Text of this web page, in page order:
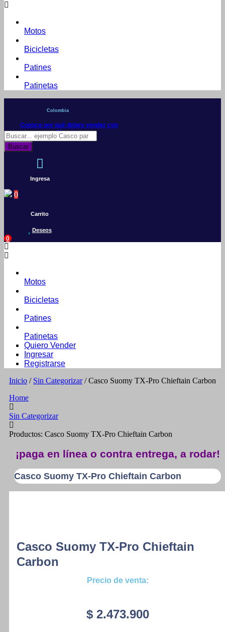
Motos
Bicicletas
Patines
Patinetas
Colombia
Conoce por qué debes vender con
Mercleta
Búsqueda
de
productos
Buscar
Ingresa
0
Carrito
Deseos
0
Motos
Bicicletas
Patines
Patinetas
Quiero Vender
Ingresar
Registrarse
Inicio / Sin Categorizar/ Casco Suomy TX-Pro Chieftain Carbon
Home
Sin Categorizar
Productos: Casco Suomy TX-Pro Chieftain Carbon
¡paga en línea o contra entrega, a rodar!
Casco Suomy TX-Pro Chieftain Carbon
Casco Suomy TX-Pro Chieftain
Carbon
Precio de venta:
$2.473.900